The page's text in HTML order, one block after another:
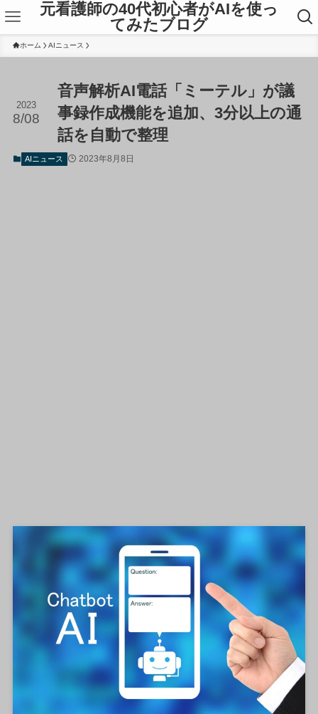
元看護師の40代初心者がAIを使っ
てみたブログ
ホーム AIニュース
音声解析AI電話「ミーテル」が議
事録作成機能を追加、3分以上の通
話を自動で整理
2023
8/08
AIニュース 2023年8月8日